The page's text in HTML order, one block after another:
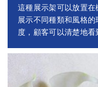
這種展示架可以放置
展示不同種類和風格
度，顧客可以清楚地